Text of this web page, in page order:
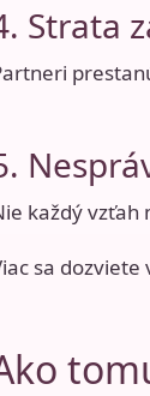
Strata
každý vzťah
sa dozviete